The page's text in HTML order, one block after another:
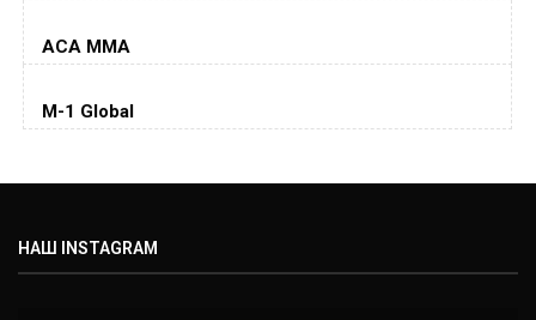
Колби Ковингтон
Дэниель Кормье
ACA MMA
M-1 Global
НАШ INSTAGRAM